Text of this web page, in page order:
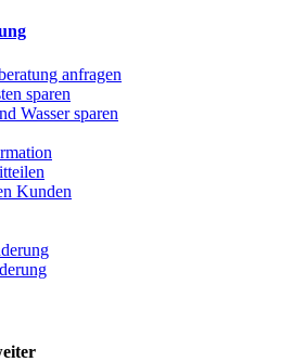
anfragen
sparen
Wasser sparen
Kunden